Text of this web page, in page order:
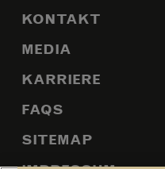
KONTAKT
MEDIA
KARRIERE
FAQS
SITEMAP